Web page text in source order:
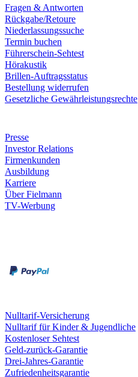
Fragen & Antworten
Rückgabe/Retoure
Niederlassungssuche
Termin buchen
Führerschein-Sehtest
Hörakustik
Brillen-Auftragsstatus
Bestellung widerrufen
Gesetzliche Gewährleistungsrechte
Presse
Investor Relations
Firmenkunden
Ausbildung
Karriere
Über Fielmann
TV-Werbung
Nulltarif-Versicherung
Nulltarif für Kinder & Jugendliche
Kostenloser Sehtest
Geld-zurück-Garantie
Drei-Jahres-Garantie
Zufriedenheitsgarantie